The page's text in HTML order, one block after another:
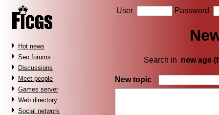
Hot news
Seo forums
Discussions
Meet people
Games server
Web directory
Social network
User Password
Search in new age
New topic